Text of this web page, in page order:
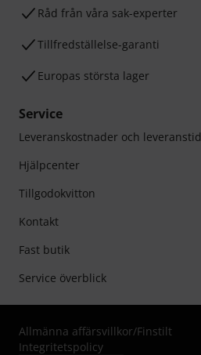
Råd från våra sak-experter
Tillfredställelse-garanti
Europas största lager
Service
Leveranskostnader och leveranstid
Hjälpcenter
Tillgodokvitton
Kontakt
Fast butik
Service överblick
Allmänna affärsvillkor/Finstilt
Integritetspolicy